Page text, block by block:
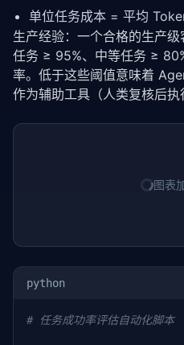
单位任务成本 = 平均
生产经验：一个合格的生产
任务 ≥ 95%、中等任务 ≥
率。低于这些阈值意味着
作为辅助工具（人类复核后执
图表
python
# 任务成功率评估自动化脚本